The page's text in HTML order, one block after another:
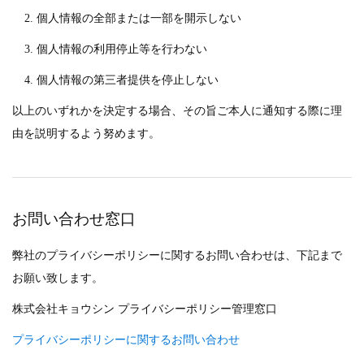
個人情報の全部または一部を開示しない
個人情報の利用停止等を行わない
個人情報の第三者提供を停止しない
以上のいずれかを決定する場合、その旨ご本人に通知する際に理
由を説明するよう努めます。
お問い合わせ窓口
弊社のプライバシーポリシーに関するお問い合わせは、下記まで
お願い致します。
株式会社キョウシン プライバシーポリシー管理窓口
プライバシーポリシーに関するお問い合わせ